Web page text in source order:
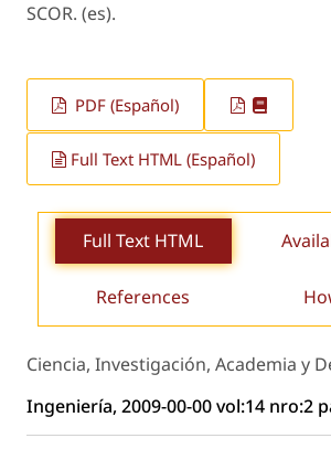
SCOR. (es).
PDF (Español)
Full Text HTML (Español)
Full Text HTML
References
Ciencia, Investigación, Academia y
Ingeniería, 2009-00-00 vol:14 nro:2